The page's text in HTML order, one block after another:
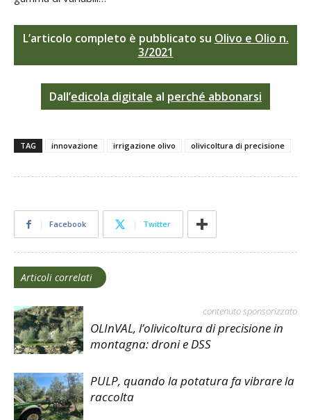
L’articolo completo è pubblicato su Olivo e Olio n.
3/2021
Dall’edicola digitale al perché abbonarsi
TAG innovazione irrigazione olivo olivicoltura di precisione
Facebook Twitter
Articoli correlati
contenuto sponsorizzato
OLInVAL, l’olivicoltura di precisione in
montagna: droni e DSS
PULP, quando la potatura fa vibrare la
raccolta